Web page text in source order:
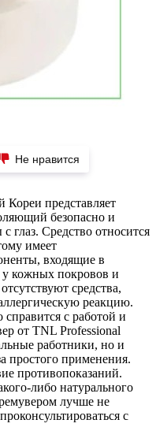
Не нравится
представляет
безопасно и
глаз. Средство относится
имеет
входящие в
кожных покровов и
средства,
реакцию.
с работой и
от TNL Professional
работники, но и
простого применения.
противопоказаний.
либо натурального
лучше не
с